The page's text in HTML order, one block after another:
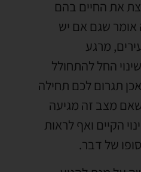
את החיים בהם
שגם אם יש
מרגע
החל להתחולל
תגרום לכם תחילה
מצב זה מגיעה
הקיים ואף לראות
של דבר.